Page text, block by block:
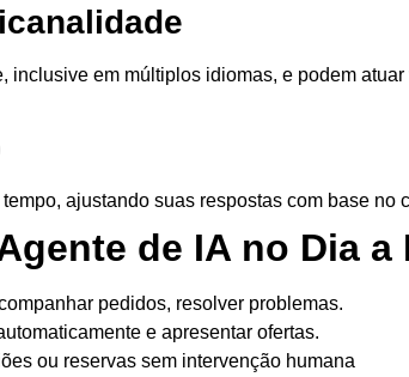
inclusive em múltiplos idiomas, e podem
ajustando suas respostas com base
de IA no Dia a
pedidos, resolver problemas.
e apresentar ofertas.
ou reservas sem intervenção humana